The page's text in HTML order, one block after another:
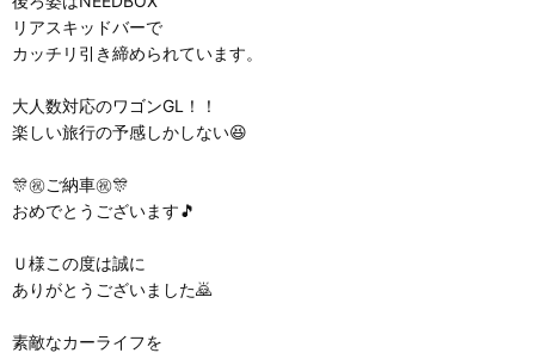
リアスキッドバーで
カッチリ引き締められています。
大人数対応のワゴンGL！！
楽しい旅行の予感しかしない😆
🎊㊗️ご納車㊗️🎊
おめでとうございます🎵
Ｕ様この度は誠に
ありがとうございました🙇
素敵なカーライフを